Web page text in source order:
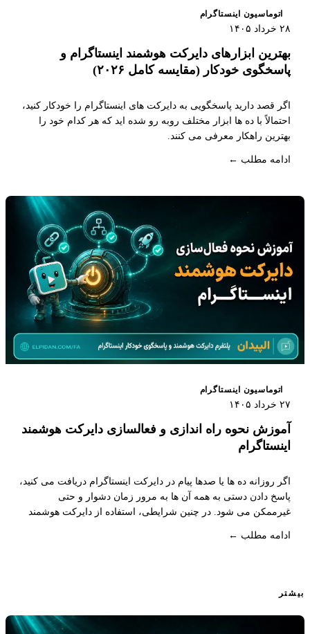
اتوماسیون اینستاگرام
۲۸ خرداد ۱۴۰۵
بهترین ابزارهای دایرکت هوشمند اینستاگرام و
پاسخگوی خودکار (مقایسه کامل ۲۰۲۶)
اگر قصد دارید پاسخگویی به دایرکت های اینستاگرام را خودکار کنید،
احتمالاً با ده ها ابزار مختلف روبه رو شده اید که هر کدام خود را
بهترین راهکار معرفی می کنند.
ادامه مطلب ←
اتوماسیون اینستاگرام
۲۷ خرداد ۱۴۰۵
آموزش نحوه راه اندازی و فعالسازی دایرکت هوشمند
اینستاگرام
اگر روزانه ده ها یا صدها پیام در دایرکت اینستاگرام دریافت می کنید،
پاسخ دادن دستی به همه آن ها به مرور زمان دشوار و حتی
غیرممکن می شود. در چنین شرایطی، استفاده از دایرکت هوشمند
پاسخگویی را کاهش دهد، تجربه بهتری برای کاربران ایجاد کند و
ادامه مطلب ←
بیشتر